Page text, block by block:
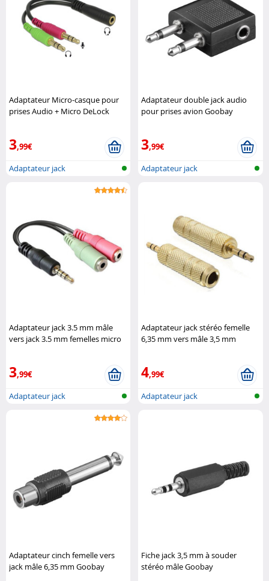
Adaptateur Micro-casque pour
prises Audio + Micro DeLock
3,99€
Adaptateur jack
Adaptateur double jack audio
pour prises avion Goobay
3,99€
Adaptateur jack
Adaptateur jack 3.5 mm mâle
vers jack 3.5 mm femelles micro
3,99€
Adaptateur jack
Adaptateur jack stéréo femelle
6,35 mm vers mâle 3,5 mm
4,99€
Adaptateur jack
Adaptateur cinch femelle vers
jack mâle 6,35 mm Goobay
Fiche jack 3,5 mm à souder
stéréo mâle Goobay